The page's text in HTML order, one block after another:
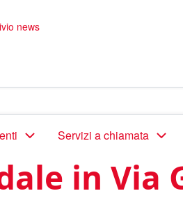
news
Servizi a chiamata
in Via